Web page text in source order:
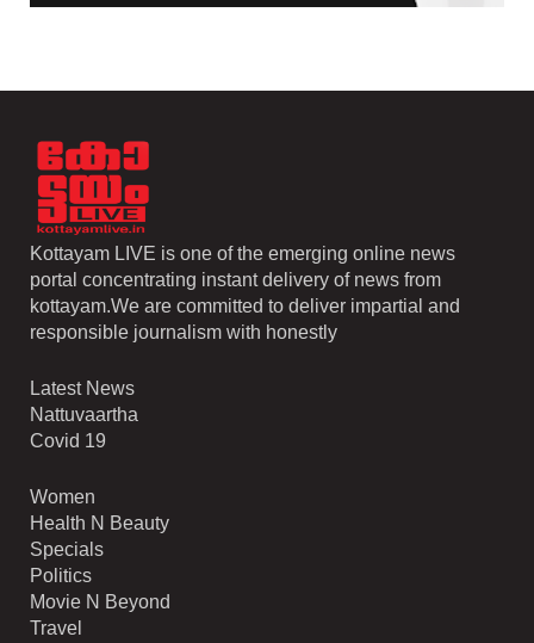
Kottayam LIVE is one of the emerging online news
portal concentrating instant delivery of news from
kottayam.We are committed to deliver impartial and
responsible journalism with honestly
Latest News
Nattuvaartha
Covid 19
Women
Health N Beauty
Specials
Politics
Movie N Beyond
Travel